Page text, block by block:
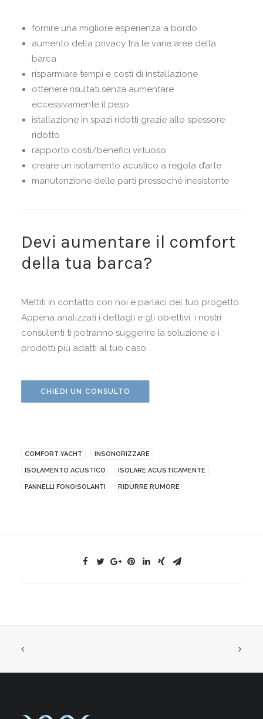
fornire una migliore esperienza a bordo
aumento della privacy tra le varie aree della
barca
risparmiare tempi e costi di installazione
ottenere risultati senza aumentare
eccessivamente il peso
istallazione in spazi ridotti grazie allo spessore
ridotto
rapporto costi/benefici virtuoso
creare un isolamento acustico a regola d’arte
manutenzione delle parti pressoché inesistente
Devi aumentare il comfort
della tua barca?
Mettiti in contatto con noi e parlaci del tuo progetto.
Appena analizzati i dettagli e gli obiettivi, i nostri
consulenti ti potranno suggerire la soluzione e i
prodotti più adatti al tuo caso.
CHIEDI UN CONSULTO
COMFORT YACHT INSONORIZZARE
ISOLAMENTO ACUSTICO ISOLARE ACUSTICAMENTE
PANNELLI FONOISOLANTI RIDURRE RUMORE